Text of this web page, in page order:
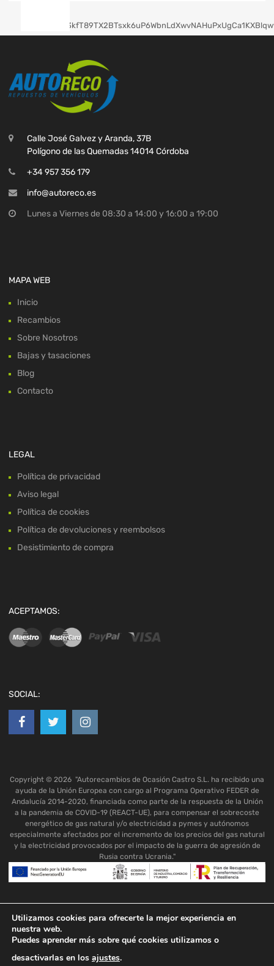
Calle José Galvez y Aranda, 37B
Polígono de las Quemadas 14014 Córdoba
+34 957 356 179
info@autoreco.es
Lunes a Viernes de 08:30 a 14:00 y 16:00 a 19:00
MAPA WEB
Inicio
Recambios
Sobre Nosotros
Bajas y tasaciones
Blog
Contacto
LEGAL
Política de privacidad
Aviso legal
Política de cookies
Política de devoluciones y reembolsos
Desistimiento de compra
ACEPTAMOS:
SOCIAL:
Copyright © 2026 "Autorecambios de Ocasión Castro S.L. ha recibido una
ayuda de la Unión Europea con cargo al Programa Operativo FEDER de
Andalucía 2014-2020, financiada como parte de la respuesta de la Unión
a la pandemia de COVID-19 (REACT-UE), para compensar el sobrecoste
energético de gas natural y/o electricidad a pymes y autónomos
especialmente afectados por el incremento de los precios del gas natural
y la electricidad provocados por el impacto de la guerra de agresión de
Rusia contra Ucrania."
Utilizamos cookies para ofrecerte la mejor experiencia en
nuestra web.
Puedes aprender más sobre qué cookies utilizamos o
desactivarlas en los ajustes.